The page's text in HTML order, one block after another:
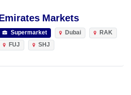
Emirates Markets
Supermarket Dubai RAK
FUJ SHJ